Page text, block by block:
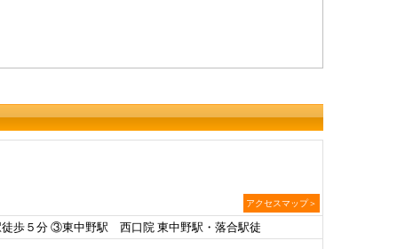
アクセスマップ＞
歩５分 ③東中野駅 西口院 東中野駅・落合駅徒